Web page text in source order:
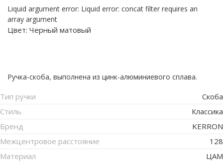
Liquid argument error: Liquid error: concat filter requires an
array argument
Цвет: Черный матовый
Ручка-скоба, выполнена из цинк-алюминиевого сплава.
Тип ручки
Скоба
Стиль
Классика
Бренд
KERRON
Межцентровое расстояние
128
Материал
ЦАМ